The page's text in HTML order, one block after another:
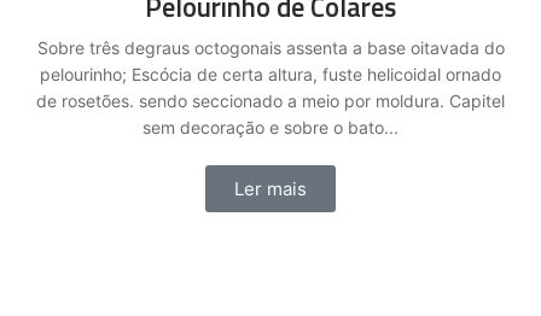
Sobre três degraus octogonais assenta a base oitavada do
pelourinho; Escócia de certa altura, fuste helicoidal ornado
de rosetões. sendo seccionado a meio por moldura. Capitel
sem decoração e sobre o bato...
Ler mais